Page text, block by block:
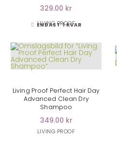
329.00 kr
ENDAST 1 KVAR
LIVING PROOF
Living Proof Perfect Hair Day
Advanced Clean Dry
Shampoo
349.00 kr
LIVING PROOF